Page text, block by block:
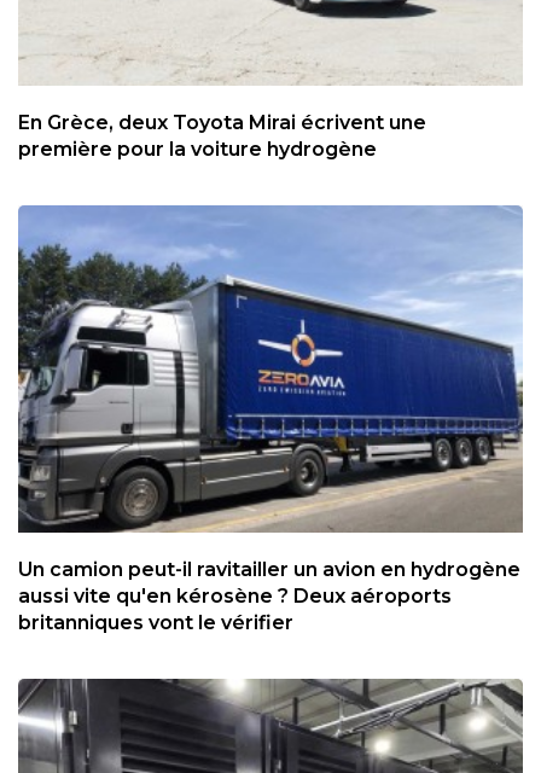
En Grèce, deux Toyota Mirai écrivent une
première pour la voiture hydrogène
Un camion peut-il ravitailler un avion en hydrogène
aussi vite qu'en kérosène ? Deux aéroports
britanniques vont le vérifier